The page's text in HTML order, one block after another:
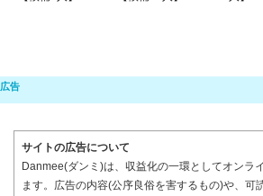
サイトの広告について
Danmee(ダンミ)は、収益化の一環としてオンラ
ます。広告の内容(公序良俗を害するもの)や、可